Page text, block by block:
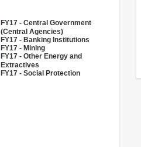
FY17 - Central Government
(Central Agencies)
FY17 - Banking Institutions
FY17 - Mining
FY17 - Other Energy and
Extractives
FY17 - Social Protection